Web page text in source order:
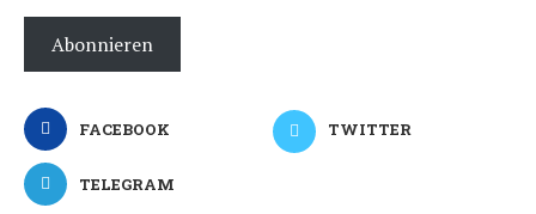
Abonnieren
FACEBOOK TWITTER
TELEGRAM